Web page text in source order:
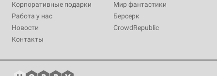
Корпоративные подарки
Работа у нас
Новости
Контакты
Мир фантастики
Берсерк
CrowdRepublic